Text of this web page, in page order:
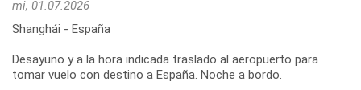
mi, 01.07.2026
Shanghái - España
Desayuno y a la hora indicada traslado al aeropuerto para